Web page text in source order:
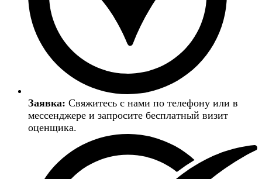
Заявка: Свяжитесь с нами по телефону или в
мессенджере и запросите бесплатный визит
оценщика.